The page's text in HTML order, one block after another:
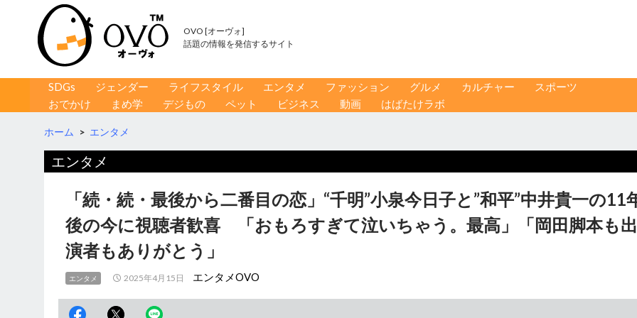
OVO [オーヴォ]
話題の情報を発信するサイト
コンテンツへ移動
SDGs ジェンダー ライフスタイル エンタメ ファッション グルメ カルチャー
スポーツ
おでかけ
まめ学 デジもの ペット ビジネス 動画 はばたけラボ
ホーム > エンタメ
エンタメ
「続・続・最後から二番目の恋」“千明”小泉今日子と”和平”中井貴一の11
後の今に視聴者歓喜 「おもろすぎて泣いちゃう。最高」「岡田脚本も出
演者もありがとう」
エンタメ 2025年4月15日 エンタメOVO